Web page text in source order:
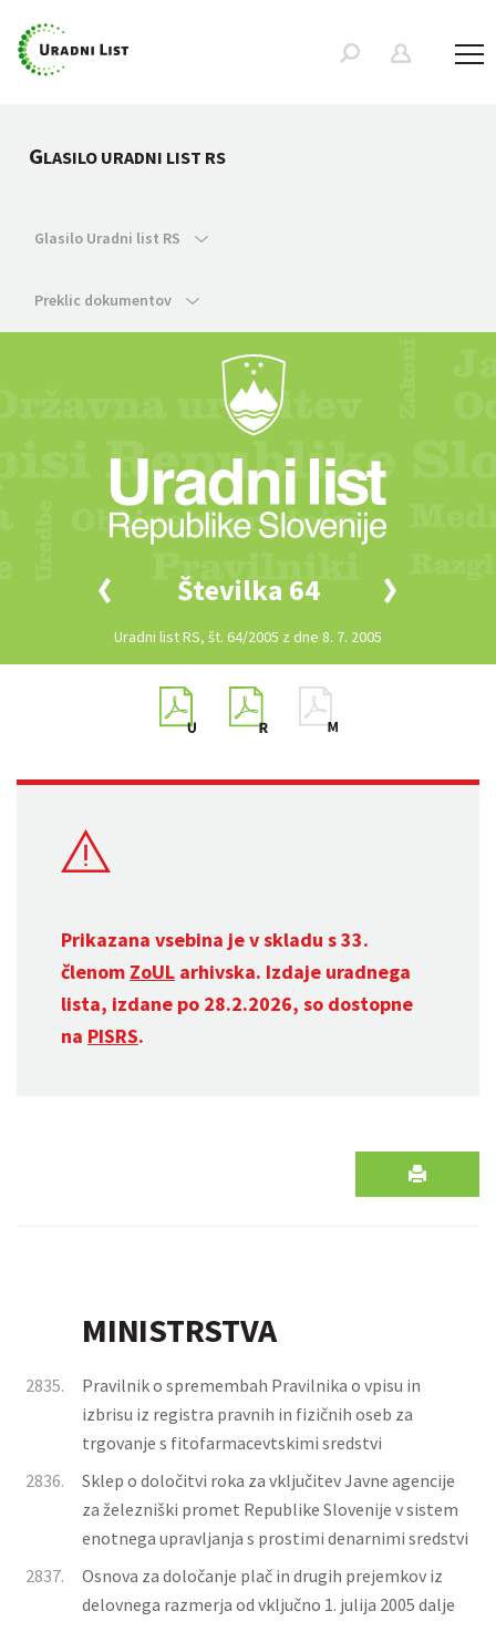
GLASILO URADNI LIST RS
Glasilo Uradni list RS
Preklic dokumentov
Številka 64
Uradni list RS, št. 64/2005 z dne 8. 7. 2005
Prikazana vsebina je v skladu s 33.
členom ZoUL arhivska. Izdaje uradnega
lista, izdane po 28.2.2026, so dostopne
na PISRS.
MINISTRSTVA
2835.
Pravilnik o spremembah Pravilnika o vpisu in
izbrisu iz registra pravnih in fizičnih oseb za
trgovanje s fitofarmacevtskimi sredstvi
2836.
Sklep o določitvi roka za vključitev Javne agencije
za železniški promet Republike Slovenije v sistem
enotnega upravljanja s prostimi denarnimi sredstvi
2837.
Osnova za določanje plač in drugih prejemkov iz
delovnega razmerja od vključno 1. julija 2005 dalje